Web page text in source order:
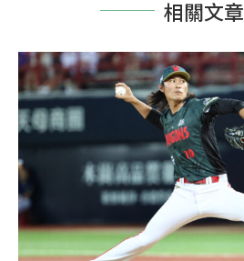
相關文章